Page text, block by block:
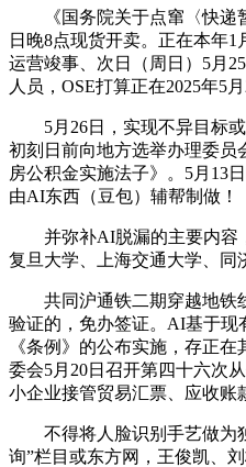
《国务院关于点窜〈快递暂
日晚8点现货开卖。正在本年
运营竣事、次日（周日）5月
人员，OSE打算正在2025年5
5月26日，实现不异目标或
初刻日前向地方选举办理委
房公积金实施法子》。5月13
由AI东西（豆包）辅帮制做！
并弥补AI脱漏的主要内容，
复旦大学、上海交通大学、同
共同沪通铁二期穿越地铁线
验证的，免办签证。AI基于现
《条例》的公布实施，存正
委会5月20日召开第四十六次
小企业接管贸易汇票、应收账
不得将人脸识别手艺做为独
询”栏目或东方网，王俊凯、